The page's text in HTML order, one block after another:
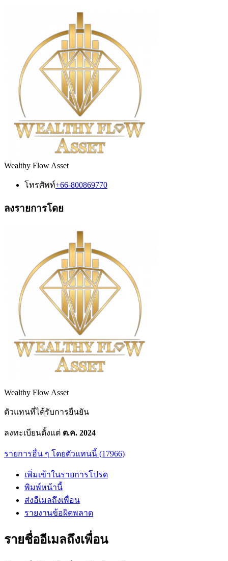
Wealthy Flow Asset
โทรศัพท์+66-800869770
ลงรายการโดย
Wealthy Flow Asset
ตัวแทนที่ได้รับการยืนยัน
ลงทะเบียนตั้งแต่ ต.ค. 2024
รายการอื่น ๆ โดยตัวแทนนี้ (17966)
เพิ่มเข้าในรายการโปรด
พิมพ์หน้านี้
ส่งอีเมลถึงเพื่อน
รายงานข้อผิดพลาด
รายชื่ออีเมลถึงเพื่อน